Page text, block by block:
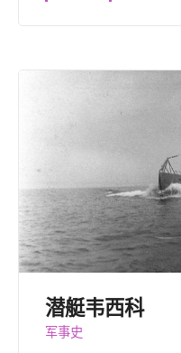
潜艇韦西科
军事史